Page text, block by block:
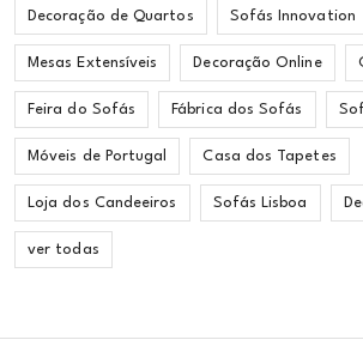
Decoração de Quartos Sofás Innovation
Mesas Extensíveis Decoração Online
Feira do Sofás Fábrica dos Sofás
Móveis de Portugal Casa dos Tapetes
Loja dos Candeeiros Sofás Lisboa
ver todas